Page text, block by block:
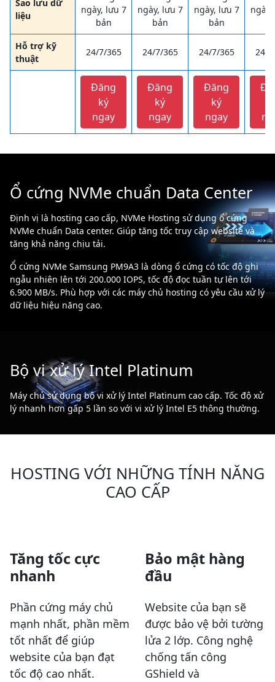
Sao lưu dữ
liệu
ngày, lưu 7
bản
ngày, lưu 7
bản
ngày, lưu 7
bản
Hỗ trợ kỹ
thuật
24/7/365 24/7/365 24/7/365 24/
Đăng
ký
ngay
Đăng
ký
ngay
Đăng
ký
ngay
Ổ cứng NVMe chuẩn Data Center
Định vị là hosting cao cấp, NVMe Hosting sử dụng ổ cứng
NVMe chuẩn Data center. Giúp tăng tốc truy cập website và
tăng khả năng chịu tải.
Ổ cứng NVMe Samsung PM9A3 là dòng ổ cứng có tốc độ ghi
ngẫu nhiên lên tới 200.000 IOPS, tốc độ đọc tuần tự lên tới
6.900 MB/s. Phù hợp với các máy chủ hosting có yêu cầu xử lý
dữ liệu hiệu năng cao.
Bộ vi xử lý Intel Platinum
Máy chủ sử dụng bộ vi xử lý Intel Platinum cao cấp. Tốc độ xử
lý nhanh hơn gấp 5 lần so với vi xử lý Intel E5 thông thường.
HOSTING VỚI NHỮNG TÍNH NĂNG
CAO CẤP
Tăng tốc cực
nhanh
Phần cứng máy chủ
mạnh nhất, phần mềm
tốt nhất để giúp
website của bạn đạt
tốc độ cao nhất.
Bảo mật hàng
đầu
Website của bạn sẽ
được bảo vệ bởi tường
lửa 2 lớp. Công nghệ
chống tấn công
GShield và